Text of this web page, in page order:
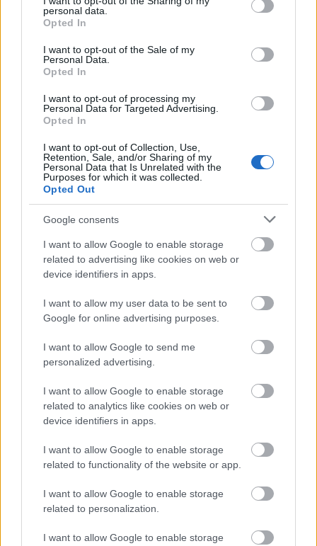
grant or deny consent to Google and its third-party tags to
use your data for below specified purposes in below Google
consent section.
personal data.
Opted In
I want to opt-out of the Sale of my
Personal Data.
Opted In
I want to opt-out of processing my
Personal Data for Targeted Advertising.
Opted In
I want to opt-out of Collection, Use,
Retention, Sale, and/or Sharing of my
Personal Data that Is Unrelated with the
Purposes for which it was collected.
Opted Out
Google consents
I want to allow Google to enable storage
related to advertising like cookies on web or
device identifiers in apps.
I want to allow my user data to be sent to
Google for online advertising purposes.
I want to allow Google to send me
personalized advertising.
I want to allow Google to enable storage
related to analytics like cookies on web or
device identifiers in apps.
I want to allow Google to enable storage
related to functionality of the website or app.
I want to allow Google to enable storage
related to personalization.
I want to allow Google to enable storage
Προσλήψεις σε σχολεία: 1.116 θέσεις
εργασίας με απολυτήριο γυμνασίου
Αιτήσεις «τώρα» για 28 προσλήψεις
στο Τμήμα Δοκίμων Αστυφυλάκων
ΕΚΑΒ Τροχαίο Γυναίκες Πυροσβεστική